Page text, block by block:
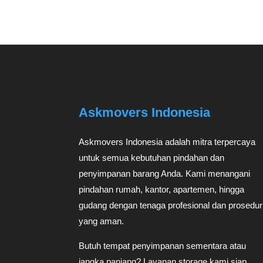
Askmovers Indonesia
Askmovers Indonesia adalah mitra terpercaya
untuk semua kebutuhan pindahan dan
penyimpanan barang Anda. Kami menangani
pindahan rumah, kantor, apartemen, hingga
gudang dengan tenaga profesional dan prosedur
yang aman.
Butuh tempat penyimpanan sementara atau